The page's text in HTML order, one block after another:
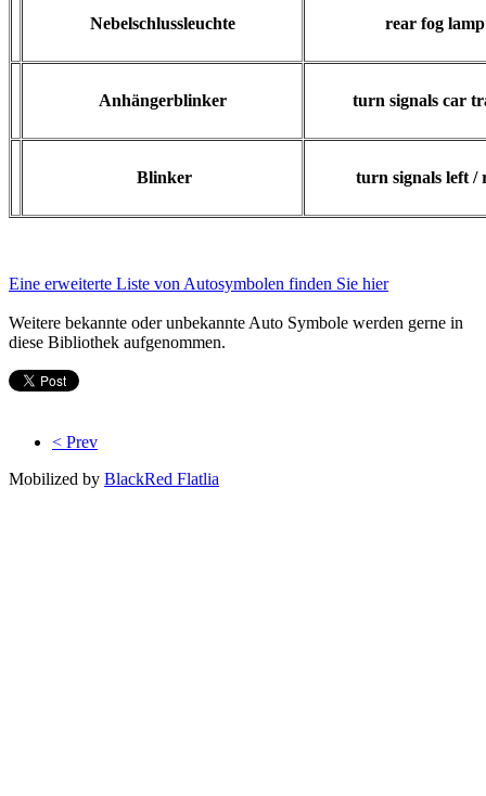
Nebelschlussleuchte rear fog lamp
Anhängerblinker turn signals car
Blinker turn signals left /
Eine erweiterte Liste von Autosymbolen finden Sie hier
Weitere bekannte oder unbekannte Auto Symbole werden gerne in
diese Bibliothek aufgenommen.
< Prev
Mobilized by BlackRed Flatlia